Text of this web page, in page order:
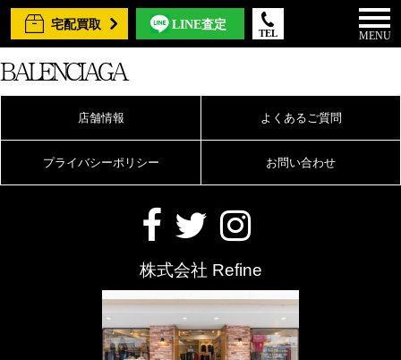
宅配買取 LINE査定
TEL MENU
BALENCIAGA
店舗情報 よくあるご質問
プライバシーポリシー お問い合わせ
株式会社 Refine